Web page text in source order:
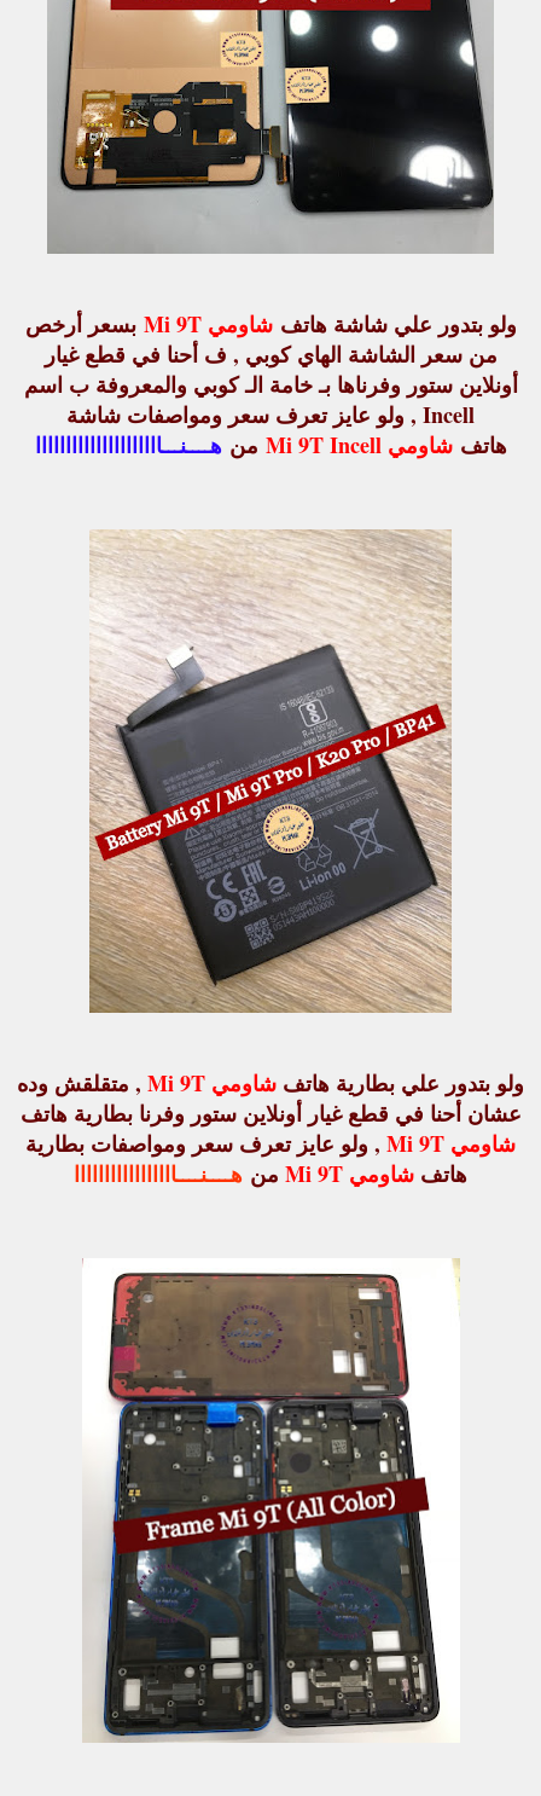
ولو بتدور علي شاشة هاتف شاومي Mi 9T
بسعر أرخص
من سعر الشاشة الهاي كوبي , ف أحنا في قطع غيار
أونلاين ستور وفرناها بـ خامة الـ كوبي والمعروفة ب اسم
Incell , ولو عايز تعرف سعر ومواصفات شاشة
هاتفشاومي Mi 9T Incell من هــــنـــااااااااااااااااااااا
ولو بتدور علي بطارية هاتف شاومي Mi 9T
, متقلقش وده
عشان أحنا في قطع غيار أونلاين ستور وفرنا بطارية هاتف
شاومي Mi 9T
, ولو عايز تعرف سعر ومواصفات بطارية
هاتف شاومي Mi 9T من هــــنــــااااااااااااااااا